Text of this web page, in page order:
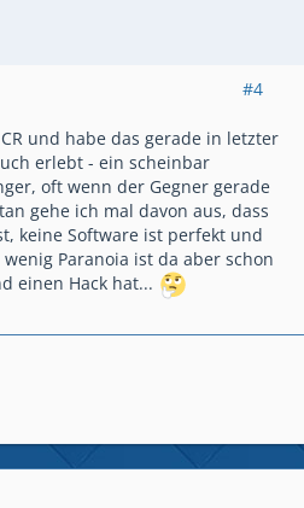
#4
und habe das gerade in letzter
erlebt - ein scheinbar
oft wenn der Gegner gerade
gehe ich mal davon aus, dass
keine Software ist perfekt und
Paranoia ist da aber schon
einen Hack hat...